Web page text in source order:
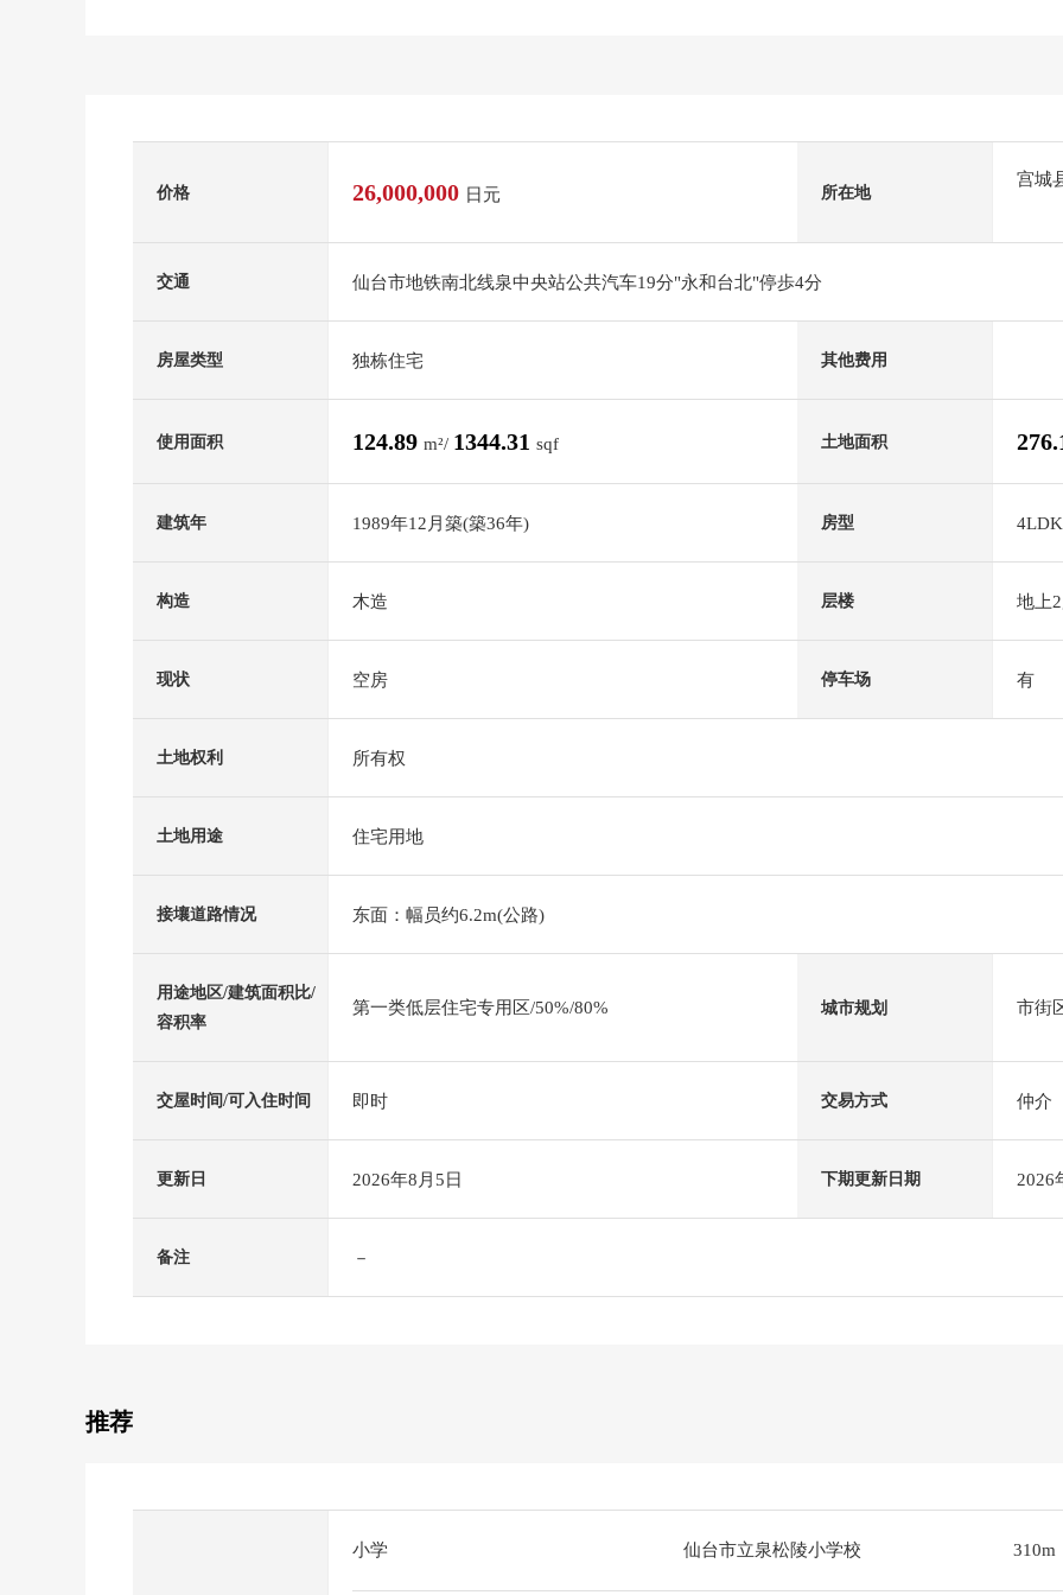
价格 26,000,000 日元 所在地
宫城
交通 仙台市地铁南北线泉中央站公共汽车19分"永和台北"停歩4分
房屋类型 独栋住宅 其他费用
使用面积 124.89 m²/ 1344.31 sqf 土地面积
建筑年 1989年12月築(築36年) 房型 4LDK
构造 木造 层楼 地上
现状 空房 停车场 有
土地权利 所有权
土地用途 住宅用地
接壤道路情况 东面：幅员约6.2m(公路)
用途地区/建筑面积比/
容积率
第一类低层住宅专用区/50%/80% 城市规划 市街
交屋时间/可入住时间 即时 交易方式 仲介
更新日 2026年8月5日 下期更新日期 2026
备注 －
推荐
小学 仙台市立泉松陵小学校 310m